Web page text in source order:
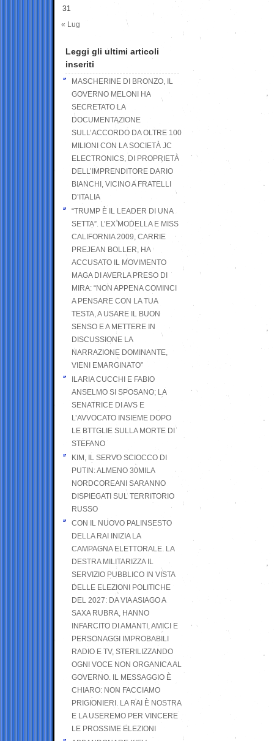
31
« Lug
Leggi gli ultimi articoli
inseriti
MASCHERINE DI BRONZO, IL
GOVERNO MELONI HA
SECRETATO LA
DOCUMENTAZIONE
SULL’ACCORDO DA OLTRE 100
MILIONI CON LA SOCIETÀ JC
ELECTRONICS, DI PROPRIETÀ
DELL’IMPRENDITORE DARIO
BIANCHI, VICINO A FRATELLI
D’ITALIA
“TRUMP È IL LEADER DI UNA
SETTA”. L’EX MODELLA E MISS
CALIFORNIA 2009, CARRIE
PREJEAN BOLLER, HA
ACCUSATO IL MOVIMENTO
MAGA DI AVERLA PRESO DI
MIRA: “NON APPENA COMINCI
A PENSARE CON LA TUA
TESTA, A USARE IL BUON
SENSO E A METTERE IN
DISCUSSIONE LA
NARRAZIONE DOMINANTE,
VIENI EMARGINATO”
ILARIA CUCCHI E FABIO
ANSELMO SI SPOSANO; LA
SENATRICE DI AVS E
L’AVVOCATO INSIEME DOPO
LE BTTGLIE SULLA MORTE DI
STEFANO
KIM, IL SERVO SCIOCCO DI
PUTIN: ALMENO 30MILA
NORDCOREANI SARANNO
DISPIEGATI SUL TERRITORIO
RUSSO
CON IL NUOVO PALINSESTO
DELLA RAI INIZIA LA
CAMPAGNA ELETTORALE. LA
DESTRA MILITARIZZA IL
SERVIZIO PUBBLICO IN VISTA
DELLE ELEZIONI POLITICHE
DEL 2027: DA VIA ASIAGO A
SAXA RUBRA, HANNO
INFARCITO DI AMANTI, AMICI E
PERSONAGGI IMPROBABILI
RADIO E TV, STERILIZZANDO
OGNI VOCE NON ORGANICA AL
GOVERNO. IL MESSAGGIO È
CHIARO: NON FACCIAMO
PRIGIONIERI. LA RAI È NOSTRA
E LA USEREMO PER VINCERE
LE PROSSIME ELEZIONI